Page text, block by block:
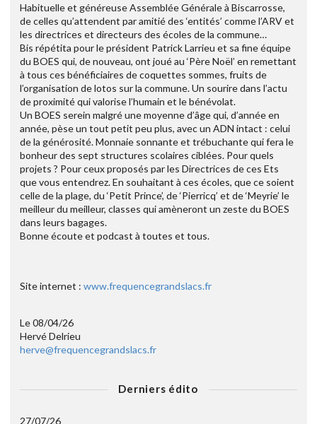
Habituelle et généreuse Assemblée Générale à Biscarrosse,
de celles qu’attendent par amitié des ‘entités’ comme l’ARV et
les directrices et directeurs des écoles de la commune…
Bis répétita pour le président Patrick Larrieu et sa fine équipe
du BOES qui, de nouveau, ont joué au ‘Père Noël’ en remettant
à tous ces bénéficiaires de coquettes sommes, fruits de
l’organisation de lotos sur la commune. Un sourire dans l’actu
de proximité qui valorise l’humain et le bénévolat.
Un BOES serein malgré une moyenne d’âge qui, d’année en
année, pèse un tout petit peu plus, avec un ADN intact : celui
de la générosité. Monnaie sonnante et trébuchante qui fera le
bonheur des sept structures scolaires ciblées. Pour quels
projets ? Pour ceux proposés par les Directrices de ces Ets
que vous entendrez. En souhaitant à ces écoles, que ce soient
celle de la plage, du ‘Petit Prince’, de ‘Pierricq’ et de ‘Meyrie’ le
meilleur du meilleur, classes qui amèneront un zeste du BOES
dans leurs bagages.
Bonne écoute et podcast à toutes et tous.
Site internet : www.frequencegrandslacs.fr
Le 08/04/26
Hervé Delrieu
herve@frequencegrandslacs.fr
Derniers édito
27/07/26